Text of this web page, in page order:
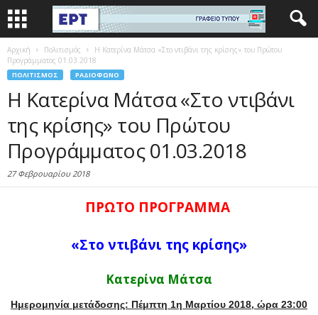
Αρχική Πολιτισμός
Η Κατερίνα Μάτσα «Στο ντιβάνι της κρίσης» του Πρώτου
Προγράμματος 01.03.2018
ΠΟΛΙΤΙΣΜΌΣ ΡΑΔΙΌΦΩΝΟ
Η Κατερίνα Μάτσα «Στο ντιβάνι
της κρίσης» του Πρώτου
Προγράμματος 01.03.2018
27 Φεβρουαρίου 2018
ΠΡΩΤΟ ΠΡΟΓΡΑΜΜΑ
«Στο ντιβάνι της κρίσης»
Κατερίνα Μάτσα
Ημερομηνία μετάδοσης: Πέμπτη 1η Μαρτίου 2018, ώρα 23:00